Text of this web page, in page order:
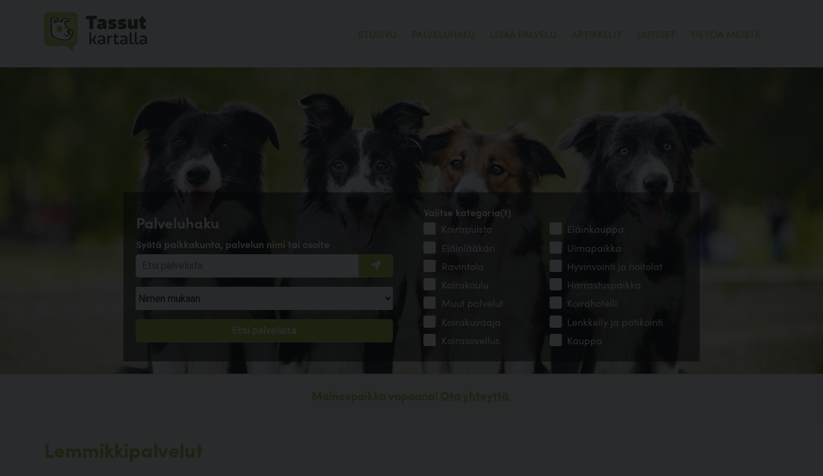
ETUSIVU PALVELUHAKU LISÄÄ PALVELU ARTIKKELIT UUTISET TIETOA MEISTÄ
Palveluhaku
Syötä paikkakunta, palvelun nimi tai osoite
Valitse kategoria(t)
Koirapuisto
Eläinkauppa
Eläinlääkäri
Uimapaikka
Ravintola
Hyvinvointi ja hoitolat
Koirakoulu
Harrastuspaikka
Muut palvelut
Koirahotelli
Koirakuvaaja
Lenkkeily ja patikointi
Koirasovellus
Kauppa
Mainospaikka vapaana! Ota yhteyttä.
Lemmikkipalvelut